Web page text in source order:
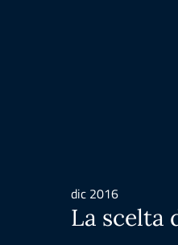
dic 2016
La scelta